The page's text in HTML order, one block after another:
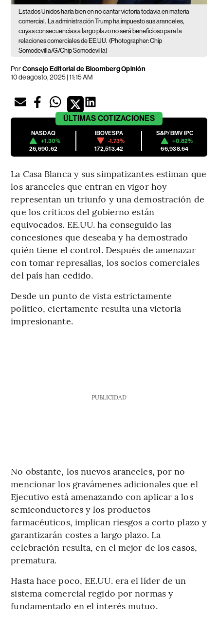
Estados Unidos haría bien en no cantar victoria todavía en materia
comercial.
La administración Trump ha impuesto sus aranceles,
cuyas consecuencias a largo plazo no será beneficioso para la
relaciones comerciales de EE.UU. (Photographer: Chip
Somodevilla/G/Chip Somodevilla)
PorConsejo Editorial de Bloomberg Opinión
10 de agosto, 2025 | 11:15 AM
ÚLTIMAS COTIZACIONES
NASDAQ
+1.30%
26,690.62
IBOVESPA
-1.73%
172,513.42
S&P/BMV IPC
+0.82%
66,938.64
La Casa Blanca y sus simpatizantes estiman que
los aranceles que entran en vigor hoy
representan un triunfo y una demostración de
que los críticos del gobierno están
equivocados. EE.UU. ha conseguido las
concesiones que deseaba y ha demostrado
quién tiene el control. Después de amenazar
con tomar represalias, los socios comerciales
del país han cedido.
Desde un punto de vista estrictamente
político, ciertamente resulta una victoria
impresionante.
PUBLICIDAD
No obstante, los nuevos aranceles, por no
mencionar los gravámenes adicionales que el
Ejecutivo está amenazando con aplicar a los
semiconductores y los productos
farmacéuticos, implican riesgos a corto plazo y
garantizarán costes a largo plazo. La
celebración resulta, en el mejor de los casos,
prematura.
Hasta hace poco, EE.UU. era el líder de un
sistema comercial regido por normas y
fundamentado en el interés mutuo.